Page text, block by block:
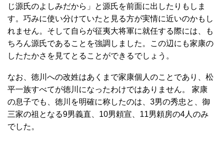
じ源氏のよしみだから」と源氏を前面に出したりもしま
す。巧みに使い分けていたと見る方が実情に近いのかもし
れません。そして自らが征夷大将軍に就任する際には、も
ちろん源氏であることを強調しました。この辺にも家康の
したたかさを見てとることができるでしょう。
なお、徳川への改姓はあくまで家康個人のことであり、松
平一族すべてが徳川になったわけではありません。 家康
の息子でも、徳川を明確に称したのは、3男の秀忠と、御
三家の祖となる9男義直、10男頼宣、11男頼房の4人のみ
でした。